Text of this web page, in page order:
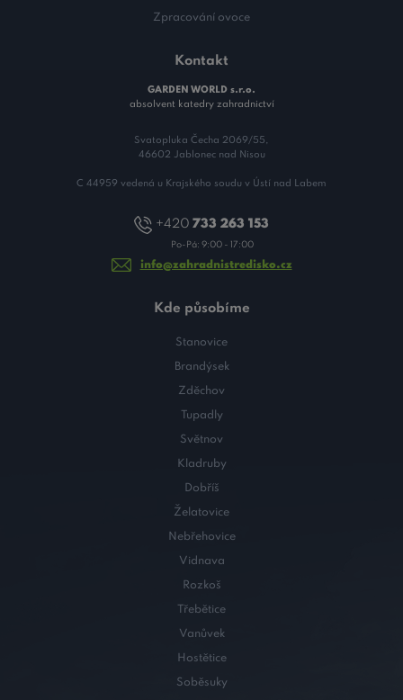
Zpracování ovoce
Kontakt
GARDEN WORLD s.r.o.
absolvent katedry zahradnictví
Svatopluka Čecha 2069/55,
46602 Jablonec nad Nisou
C 44959 vedená u Krajského soudu v Ústí nad Labem
+420 733 263 153
Po-Pá: 9:00 - 17:00
info@zahradnistredisko.cz
Kde působíme
Stanovice
Brandýsek
Zděchov
Tupadly
Světnov
Kladruby
Dobříš
Želatovice
Nebřehovice
Vidnava
Rozkoš
Třebětice
Vanůvek
Hostětice
Soběsuky